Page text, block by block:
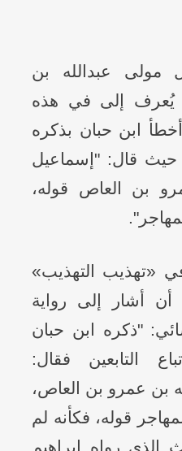
مولى عبدالله بن
يُعرف إلى في هذه
أخطأ ابن حبان بذكره
«الثقات» (6/40) حيث قال: "إسماعيل
بن العاص قوله،
«تهذيب التهذيب»
أن أشار إلى رواية
"ذكره ابن حبان
التابعين فقال:
بن عمرو بن العاص،
قوله، فكأنه لم
رواه إبراهيم